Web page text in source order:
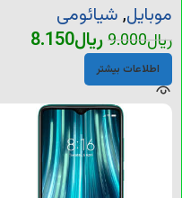
موبایل,شیائومی
ریال9.000ریال8.150
اطلاعات بیشتر